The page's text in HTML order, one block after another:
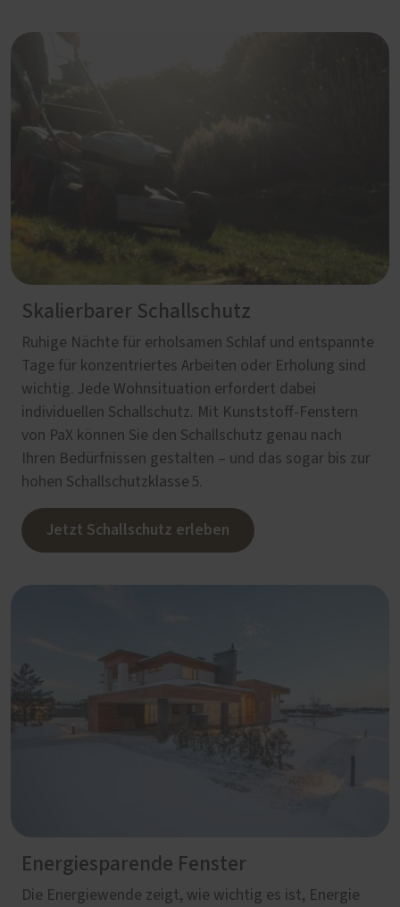
Skalierbarer Schallschutz
Ruhige Nächte für erholsamen Schlaf und entspannte
Tage für konzentriertes Arbeiten oder Erholung sind
wichtig. Jede Wohnsituation erfordert dabei
individuellen Schallschutz. Mit Kunststoff-Fenstern
von PaX können Sie den Schallschutz genau nach
Ihren Bedürfnissen gestalten – und das sogar bis zur
hohen Schallschutzklasse 5.
Jetzt Schallschutz erleben
Energiesparende Fenster
Die Energiewende zeigt, wie wichtig es ist, Energie